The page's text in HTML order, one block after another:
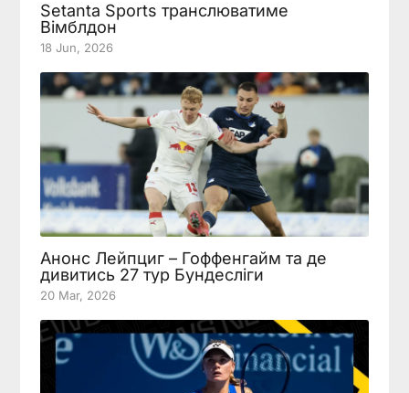
Setanta Sports транслюватиме
Вімблдон
18 Jun, 2026
Анонс Лейпциг – Гоффенгайм та де
дивитись 27 тур Бундесліги
20 Mar, 2026